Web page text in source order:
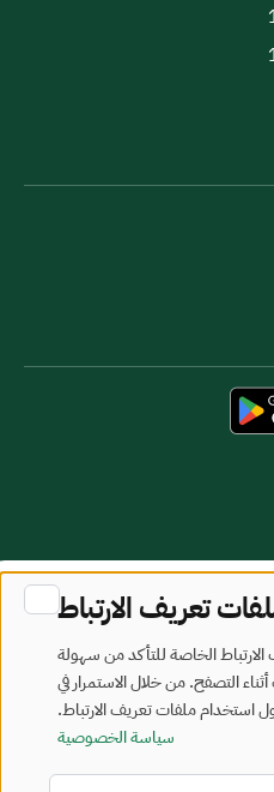
© 2026
والإسكان
تعريف الارتباط
الخاصة للتأكد من سهولة
التصفح. من خلال الاستمرار في
استخدام ملفات تعريف الارتباط.
سياسة الخصوصية